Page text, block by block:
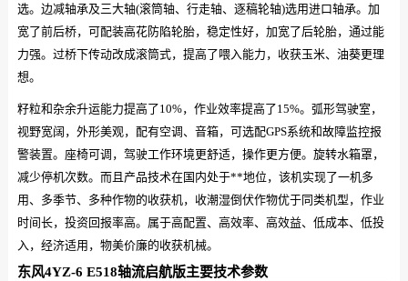
选。边减轴承及三大轴(滚筒轴、行走轴、逐稿轮轴)选用进口轴承。加
宽了前后桥，可配装高花防陷轮胎，稳定性好，加宽了后轮胎，通过能
力强。过桥下传动改成滚筒式，提高了喂入能力，收获玉米、油葵更理
想。
籽粒和杂余升运能力提高了10%，作业效率提高了15%。弧形驾驶室，
视野宽阔，外形美观，配有空调、音箱，可选配GPS系统和故障监控报
警装置。座椅可调，驾驶工作环境更舒适，操作更方便。旋转水箱罩，
减少停机次数。而且产品技术在国内处于**地位，该机实现了一机多
用、多季节、多种作物的收获机，收潮湿倒伏作物优于同类机型，作业
时间长，投资回报率高。属于高配置、高效率、高效益、低成本、低投
入，经济适用，物美价廉的收获机械。
东风4YZ-6 E518轴流启航版主要技术参数